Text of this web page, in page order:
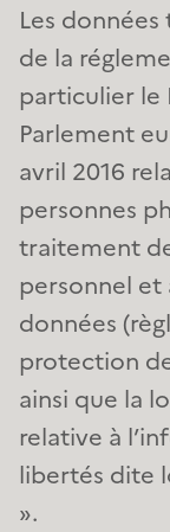
Les
de la
particulier le
Parlement
avril 2016
personnes
traitement
personnel et
données
protection
ainsi que la
relative à
libertés dite
».